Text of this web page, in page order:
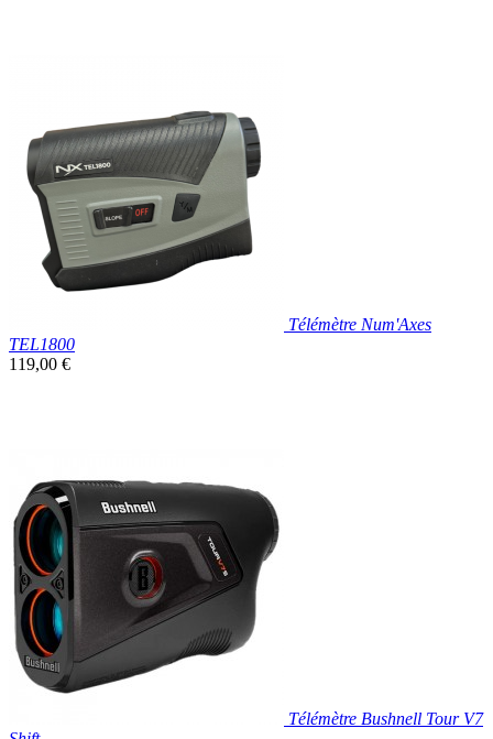
Aperçu rapide
Télémètre Num'Axes
TEL1800
Prix
119,00 €
Aperçu rapide
Télémètre Bushnell Tour V7